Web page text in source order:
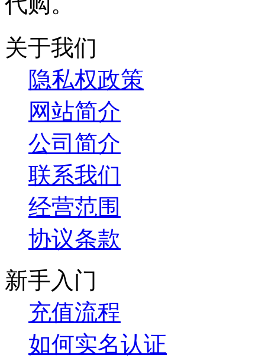
关于我们
隐私权政策
网站简介
公司简介
联系我们
经营范围
协议条款
新手入门
充值流程
如何实名认证